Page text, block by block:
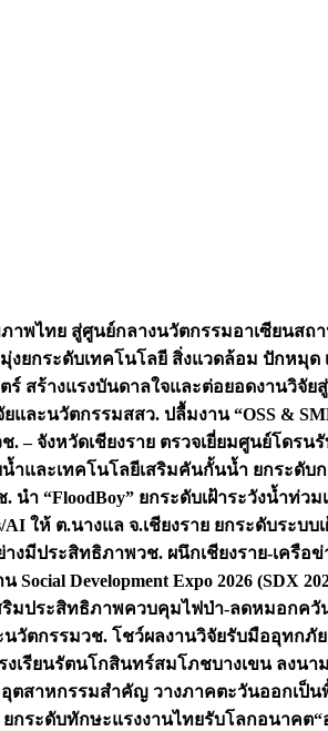
าพไทย สู่ศูนย์กลางนวัตกรรมอาเซียนสถา
งยกระดับเทคโนโลยี สิ่งแวดล้อม ปักหมุด
สร้างแรงบันดาลใจและต่อยอดงานวิจัย
ยและนวัตกรรมสสว. ปลื้มงาน “OSS &
. – จังหวัดเชียงราย ตรวจเยี่ยมศูนย์โดร
ำและเทคโนโลยีเสริมคันกั้นน้ำ ยกระดับ
นำ “FloodBoy” ยกระดับเฝ้าระวังน้ำท่วม
ให้ ต.นางแล จ.เชียงราย ยกระดับระบบ
างมีประสิทธิภาพวช. ผนึกเชียงราย-เครือ
Development Expo 2026 (SDX
ริมประสิทธิภาพควบคุมไฟป่า-ลดหมอกควั
นวัตกรรมวช. โชว์ผลงานวิจัยรับมืออุทกภั
เรียนรัตนโกสินทร์สมโภชบางเขน ลงนา
อุตสาหกรรมสำคัญ วางภาคตะวันออกเป็
ยกระดับทักษะแรงงานไทยรับโลกอนาคต“